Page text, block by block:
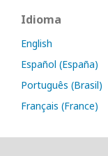
Idioma
English
Español (España)
Português (Brasil)
Français (France)